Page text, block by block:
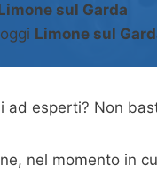
sul Garda
Limone sul
ad esperti? Non
nel momento in